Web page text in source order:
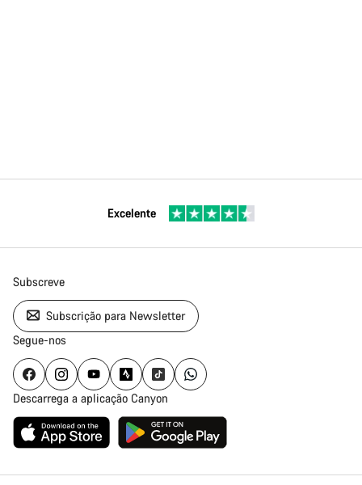
Excelente
Subscreve
Subscrição para Newsletter
Segue-nos
Descarrega a aplicação Canyon